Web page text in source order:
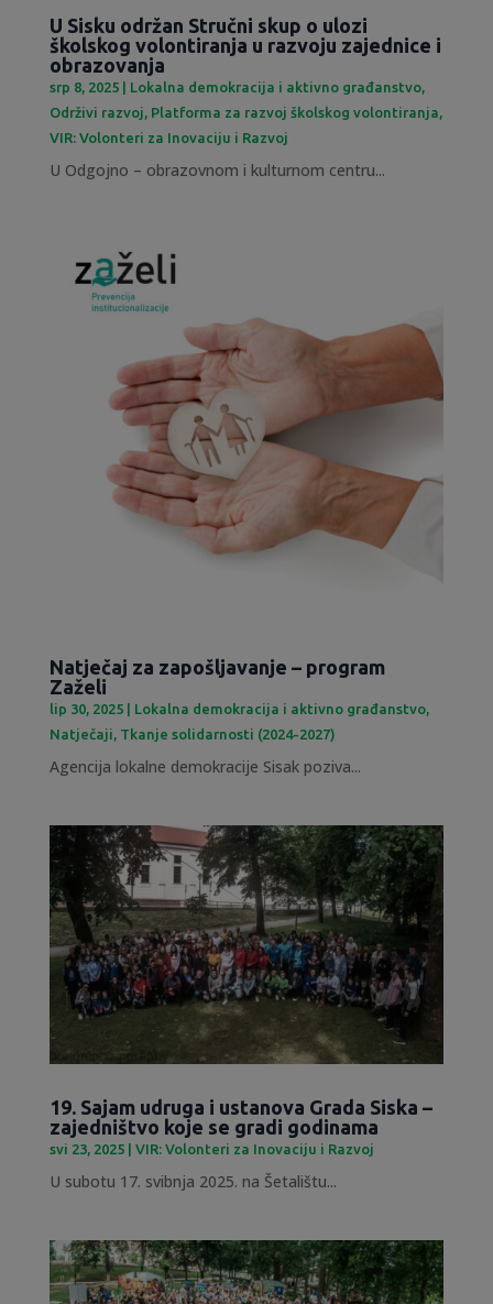
U Sisku održan Stručni skup o ulozi
školskog volontiranja u razvoju zajednice i
obrazovanja
srp 8, 2025| Lokalna demokracija i aktivno građanstvo,
Održivi razvoj, Platforma za razvoj školskog volontiranja,
VIR: Volonteri za Inovaciju i Razvoj
U Odgojno – obrazovnom i kulturnom centru...
Natječaj za zapošljavanje – program
Zaželi
lip 30, 2025| Lokalna demokracija i aktivno građanstvo,
Natječaji, Tkanje solidarnosti (2024-2027)
Agencija lokalne demokracije Sisak poziva...
19. Sajam udruga i ustanova Grada Siska –
zajedništvo koje se gradi godinama
svi 23, 2025| VIR: Volonteri za Inovaciju i Razvoj
U subotu 17. svibnja 2025. na Šetalištu...